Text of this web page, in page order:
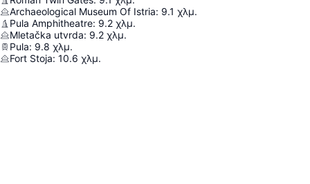
Archaeological Museum Of Istria: 9.1 χλμ.
Pula Amphitheatre: 9.2 χλμ.
Mletačka utvrda: 9.2 χλμ.
Pula: 9.8 χλμ.
Fort Stoja: 10.6 χλμ.